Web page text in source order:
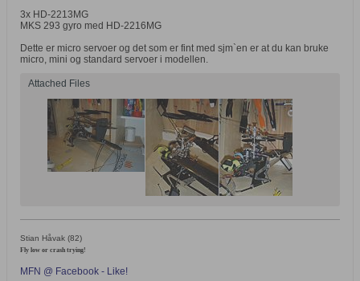
3x HD-2213MG
MKS 293 gyro med HD-2216MG
Dette er micro servoer og det som er fint med sjm`en er at du kan bruke
micro, mini og standard servoer i modellen.
Attached Files
Stian Håvak (82)
Fly low or crash trying!
MFN @ Facebook - Like!